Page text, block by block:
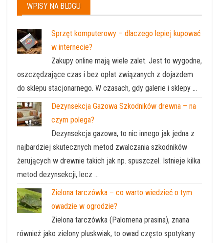
WPISY NA BLOGU
Sprzęt komputerowy – dlaczego lepiej kupować
w internecie?
Zakupy online mają wiele zalet. Jest to wygodne,
oszczędzające czas i bez opłat związanych z dojazdem
do sklepu stacjonarnego. W czasach, gdy galerie i sklepy …
Dezynsekcja Gazowa Szkodników drewna – na
czym polega?
Dezynsekcja gazowa, to nic innego jak jedna z
najbardziej skutecznych metod zwalczania szkodników
żerujących w drewnie takich jak np. spuszczel. Istnieje kilka
metod dezynsekcji, lecz …
Zielona tarczówka – co warto wiedzieć o tym
owadzie w ogrodzie?
Zielona tarczówka (Palomena prasina), znana
również jako zielony pluskwiak, to owad często spotykany